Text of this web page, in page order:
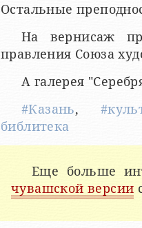
Остальные
На вернисаж
правления Союза
А галерея
#Казань,
библитека
Еще больше
чувашской версии